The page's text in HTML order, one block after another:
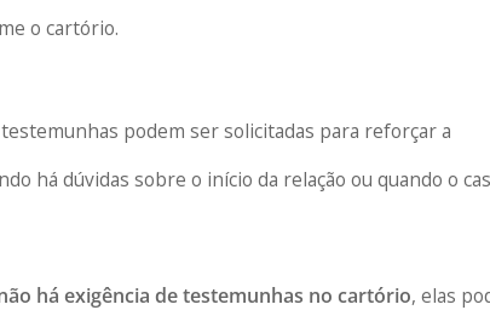
o cartório.
podem ser solicitadas para reforçar a
há dúvidas sobre o início da relação ou quando o
há exigência de testemunhas no cartório, elas